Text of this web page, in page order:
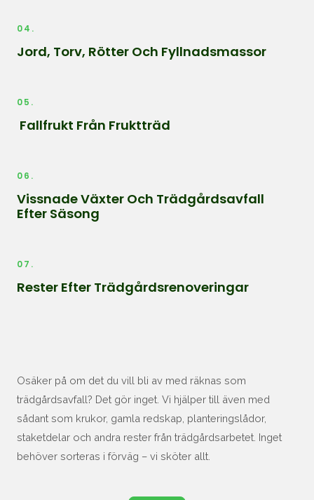
04.
Jord, Torv, Rötter Och Fyllnadsmassor
05.
Fallfrukt Från Fruktträd
06.
Vissnade Växter Och Trädgårdsavfall
Efter Säsong
07.
Rester Efter Trädgårdsrenoveringar
Osäker på om det du vill bli av med räknas som
trädgårdsavfall? Det gör inget. Vi hjälper till även med
sådant som krukor, gamla redskap, planteringslådor,
staketdelar och andra rester från trädgårdsarbetet. Inget
behöver sorteras i förväg – vi sköter allt.